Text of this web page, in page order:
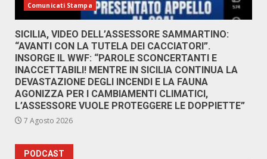
Comunicati Stampa
SICILIA, VIDEO DELL’ASSESSORE SAMMARTINO:
“AVANTI CON LA TUTELA DEI CACCIATORI”.
INSORGE IL WWF: “PAROLE SCONCERTANTI E
INACCETTABILI! MENTRE IN SICILIA CONTINUA LA
DEVASTAZIONE DEGLI INCENDI E LA FAUNA
AGONIZZA PER I CAMBIAMENTI CLIMATICI,
L’ASSESSORE VUOLE PROTEGGERE LE DOPPIETTE”
7 Agosto 2026
PODCAST